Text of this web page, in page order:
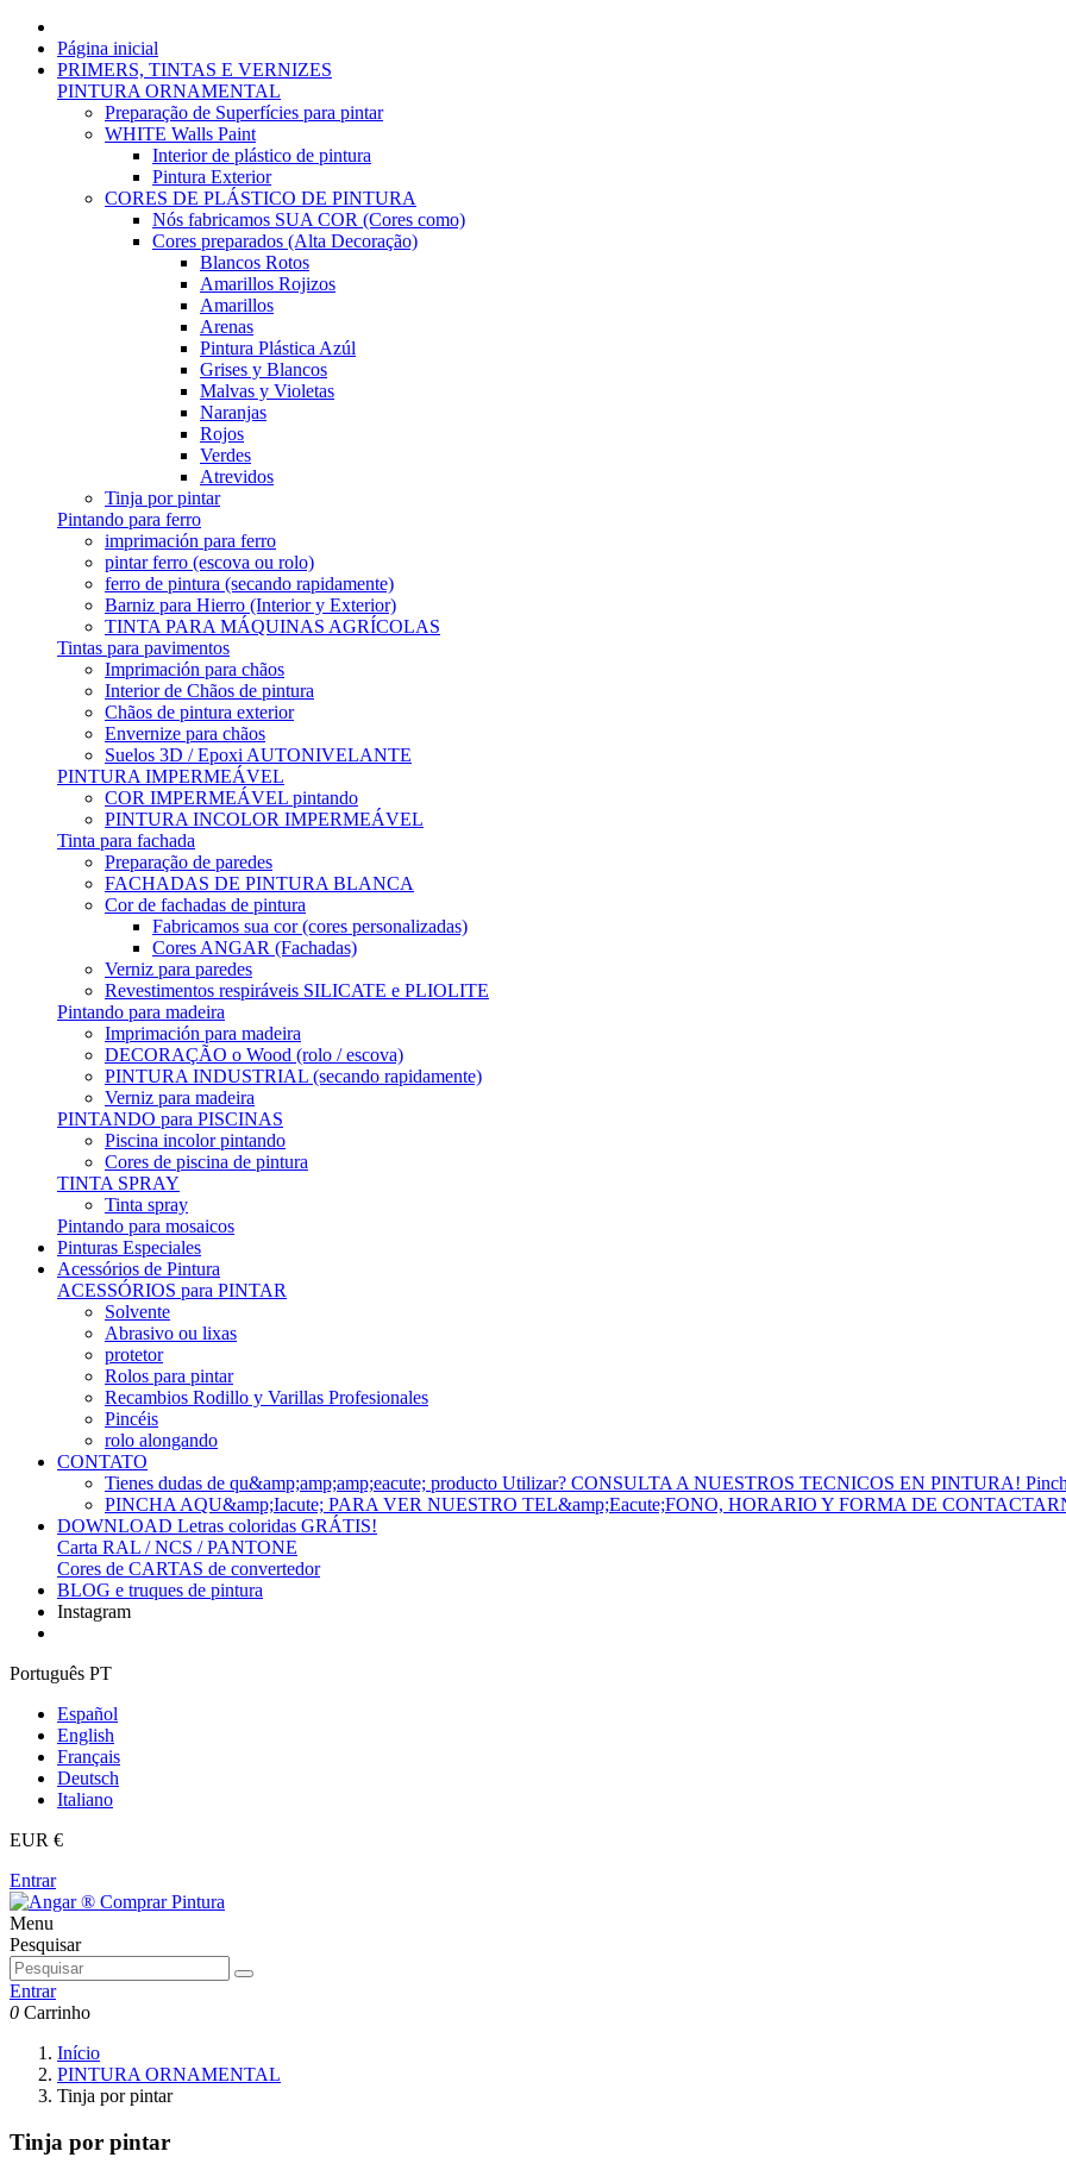
Página inicial
PRIMERS, TINTAS E VERNIZES
PINTURA ORNAMENTAL
Preparação de Superfícies para pintar
WHITE Walls Paint
Interior de plástico de pintura
Pintura Exterior
CORES DE PLÁSTICO DE PINTURA
Nós fabricamos SUA COR (Cores como)
Cores preparados (Alta Decoração)
Blancos Rotos
Amarillos Rojizos
Amarillos
Arenas
Pintura Plástica Azúl
Grises y Blancos
Malvas y Violetas
Naranjas
Rojos
Verdes
Atrevidos
Tinja por pintar
Pintando para ferro
imprimación para ferro
pintar ferro (escova ou rolo)
ferro de pintura (secando rapidamente)
Barniz para Hierro (Interior y Exterior)
TINTA PARA MÁQUINAS AGRÍCOLAS
Tintas para pavimentos
Imprimación para chãos
Interior de Chãos de pintura
Chãos de pintura exterior
Envernize para chãos
Suelos 3D / Epoxi AUTONIVELANTE
PINTURA IMPERMEÁVEL
COR IMPERMEÁVEL pintando
PINTURA INCOLOR IMPERMEÁVEL
Tinta para fachada
Preparação de paredes
FACHADAS DE PINTURA BLANCA
Cor de fachadas de pintura
Fabricamos sua cor (cores personalizadas)
Cores ANGAR (Fachadas)
Verniz para paredes
Revestimentos respiráveis ​​SILICATE e PLIOLITE
Pintando para madeira
Imprimación para madeira
DECORAÇÃO o Wood (rolo / escova)
PINTURA INDUSTRIAL (secando rapidamente)
Verniz para madeira
PINTANDO para PISCINAS
Piscina incolor pintando
Cores de piscina de pintura
TINTA SPRAY
Tinta spray
Pintando para mosaicos
Pinturas Especiales
Acessórios de Pintura
ACESSÓRIOS para PINTAR
Solvente
Abrasivo ou lixas
protetor
Rolos para pintar
Recambios Rodillo y Varillas Profesionales
Pincéis
rolo alongando
CONTATO
Tienes dudas de qu&amp;amp;amp;eacute; producto Utilizar? CONSULTA A NUESTROS TECNICOS EN PINTURA!
PINCHA AQU&amp;Iacute; PARA VER NUESTRO TEL&amp;Eacute;FONO, HORARIO Y FORMA DE
DOWNLOAD Letras coloridas GRÁTIS!
Carta RAL / NCS / PANTONE
Cores de CARTAS de convertedor
BLOG e truques de pintura
Instagram
Português PT
Español
English
Français
Deutsch
Italiano
EUR €
Entrar
Menu
Pesquisar
Entrar
0 Carrinho
Início
PINTURA ORNAMENTAL
Tinja por pintar
Tinja por pintar